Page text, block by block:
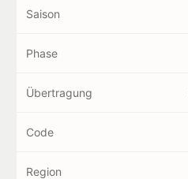
Saison
Phase
Übertragung
Code
Region